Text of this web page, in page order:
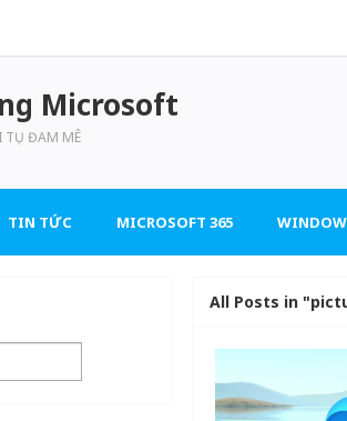
Microsoft
TỤ ĐAM MÊ
TIN TỨC MICROSOFT 365
All Posts in